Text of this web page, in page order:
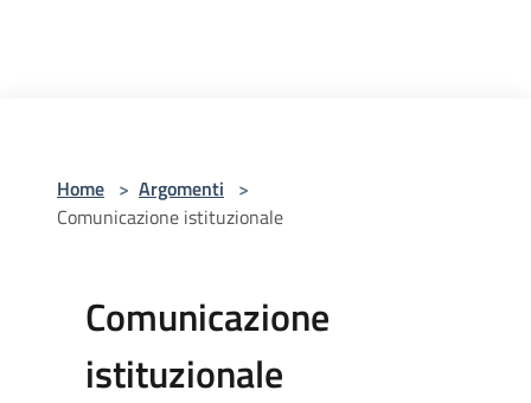
Home > Argomenti >
Comunicazione istituzionale
Comunicazione
istituzionale